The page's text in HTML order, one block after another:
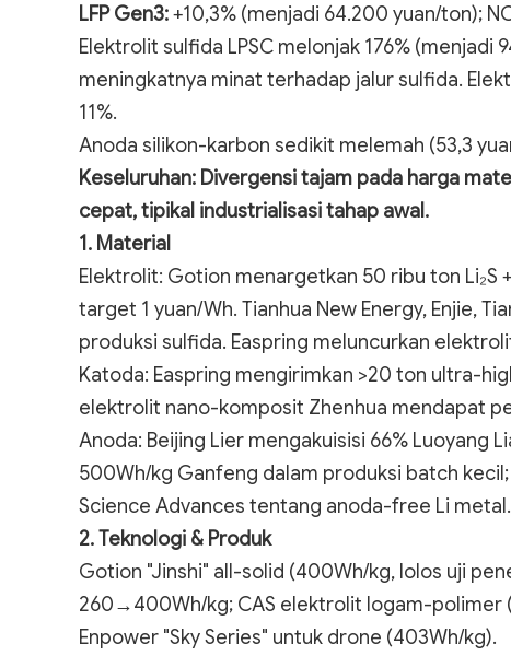
LFP Gen3:+10,3% (menjadi 64.200 yuan/ton);
Elektrolit sulfida LPSC melonjak 176% (menjadi
meningkatnya minat terhadap jalur sulfida.
11%.
Anoda silikon-karbon sedikit melemah (53,3
Keseluruhan: Divergensi tajam pada harga
cepat, tipikal industrialisasi tahap awal.
1. Material
Elektrolit: Gotion menargetkan 50 ribu ton
target 1 yuan/Wh. Tianhua New Energy, Enjie,
produksi sulfida. Easpring meluncurkan
Katoda: Easpring mengirimkan >20 ton ultra-
elektrolit nano-komposit Zhenhua mendapat
Anoda: Beijing Lier mengakuisisi 66% Luoyang
500Wh/kg Ganfeng dalam produksi batch kecil;
Science Advances tentang anoda-free Li metal.
2. Teknologi & Produk
Gotion "Jinshi" all-solid (400Wh/kg, lolos uji
260→400Wh/kg; CAS elektrolit logam-polimer
Enpower "Sky Series" untuk drone (403Wh/kg).